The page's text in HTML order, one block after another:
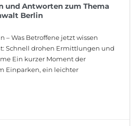
und Antworten zum Thema
Berlin
– Was Betroffene jetzt wissen
Schnell drohen Ermittlungen und
Ein kurzer Moment der
Einparken, ein leichter